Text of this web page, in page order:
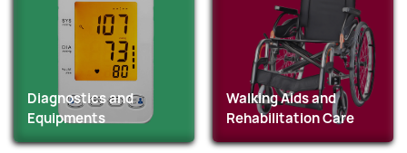
Diagnostics and
Equipments
Walking Aids and
Rehabilitation Care